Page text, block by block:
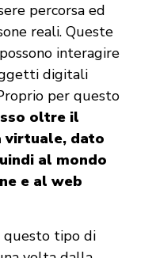
percorsa ed
reali. Queste
interagire
digitali
per questo
oltre il
virtuale, dato
al mondo
e al web
questo tipo di